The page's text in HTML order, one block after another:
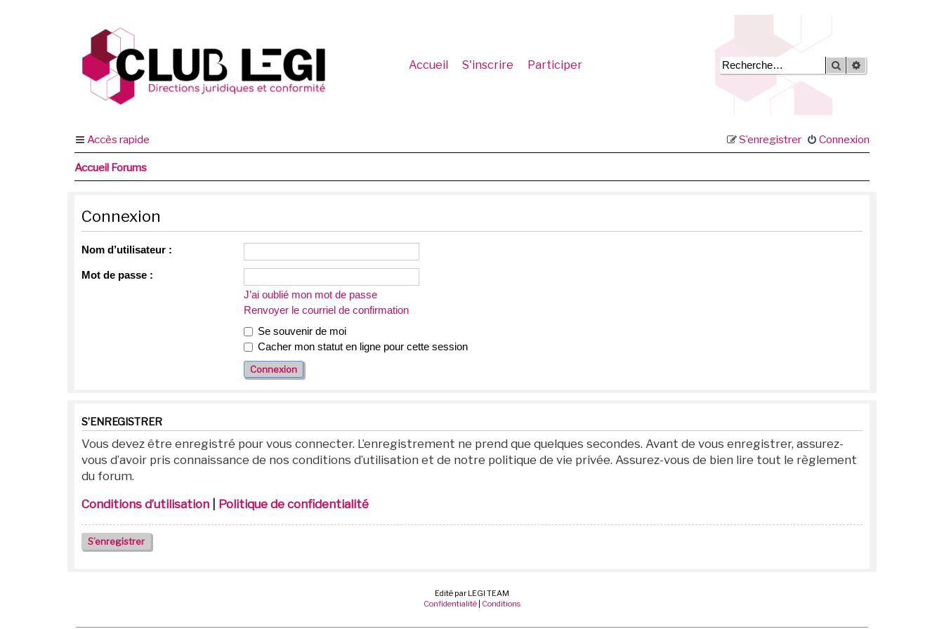
Accueil S'inscrire Participer Rechercher
Accès rapide Connexion
S’enregistrer
Accueil Forums
Connexion
Nom d’utilisateur :
Mot de passe :
J’ai oublié mon mot de passe
Renvoyer le courriel de confirmation
Se souvenir de moi
Cacher mon statut en ligne pour cette session
S’ENREGISTRER
Vous devez être enregistré pour vous connecter. L’enregistrement ne prend que quelques secondes. Avant de vous enregistrer, assurez-
vous d’avoir pris connaissance de nos conditions d’utilisation et de notre politique de vie privée. Assurez-vous de bien lire tout le règlement
du forum.
Conditions d’utilisation
Politique de confidentialité
S’enregistrer
Edité par LEGI TEAM
Confidentialité Conditions